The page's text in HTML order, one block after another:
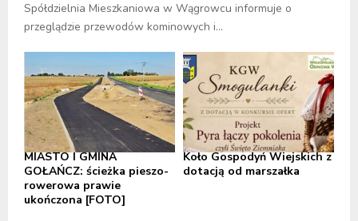
Spółdzielnia Mieszkaniowa w Wągrowcu informuje o
przeglądzie przewodów kominowych i...
MIASTO I GMINA
GOŁAŃCZ: ścieżka pieszo-
rowerowa prawie
ukończona [FOTO]
Koło Gospodyń Wiejskich z
dotacją od marszałka